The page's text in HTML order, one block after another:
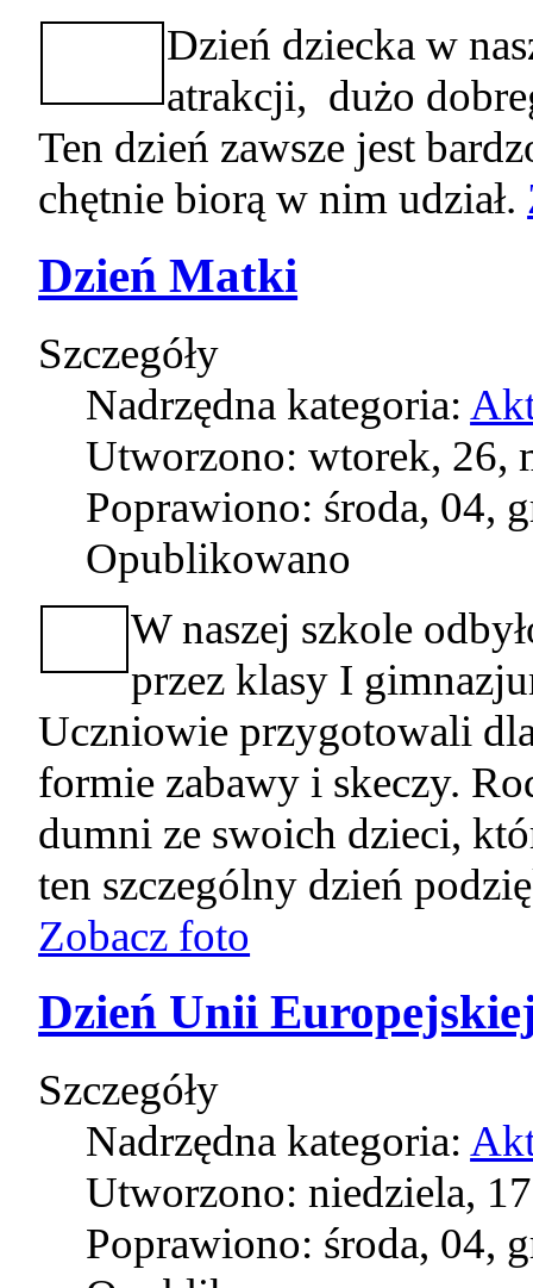
Dzień dziecka w
atrakcji, dużo
Ten dzień zawsze jest
chętnie biorą w nim udział.
Dzień Matki
Szczegóły
Nadrzędna kategoria:
Utworzono: wtorek, 26,
Poprawiono: środa, 04,
Opublikowano
W naszej szkole
przez klasy I
Uczniowie przygotowali
formie zabawy i skeczy.
dumni ze swoich dzieci,
ten szczególny dzień
Zobacz foto
Dzień Unii
Szczegóły
Nadrzędna kategoria:
Utworzono: niedziela,
Poprawiono: środa, 04,